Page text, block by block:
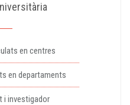
en centres
en departaments
i investigador